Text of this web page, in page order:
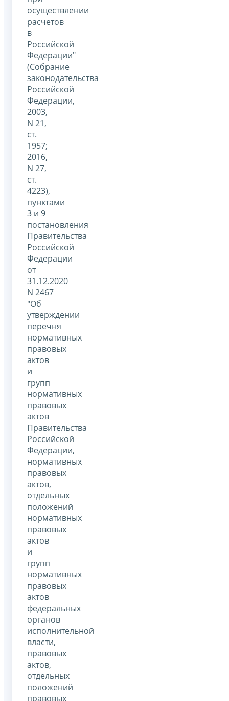
осуществлении
расчетов
в
Российской
Федерации"
(Собрание
законодательства
Российской
Федерации,
2003,
N 21,
ст.
1957;
2016,
N 27,
ст.
4223),
пунктами
3 и 9
постановления
Правительства
Российской
Федерации
от
31.12.2020
N 2467
"Об
утверждении
перечня
нормативных
правовых
актов
и
групп
нормативных
правовых
актов
Правительства
Российской
Федерации,
нормативных
правовых
актов,
отдельных
положений
нормативных
правовых
актов
и
групп
нормативных
правовых
актов
федеральных
органов
исполнительной
власти,
правовых
актов,
отдельных
положений
правовых